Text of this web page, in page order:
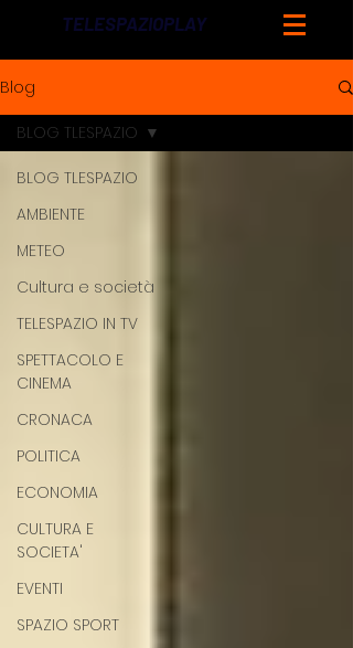
TELESPAZIOPLAY
Blog
BLOG TLESPAZIO
AMBIENTE
METEO
Cultura e società
TELESPAZIO IN TV
SPETTACOLO E
CINEMA
CRONACA
POLITICA
ECONOMIA
CULTURA E
SOCIETA'
EVENTI
SPAZIO SPORT
BLOG TLESPAZIO